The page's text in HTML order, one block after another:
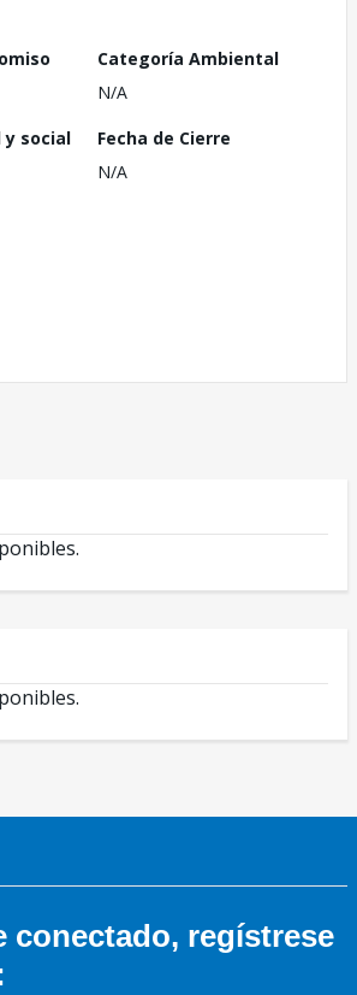
Categoría Ambiental
N/A
y social
Fecha de Cierre
N/A
conectado, regístrese